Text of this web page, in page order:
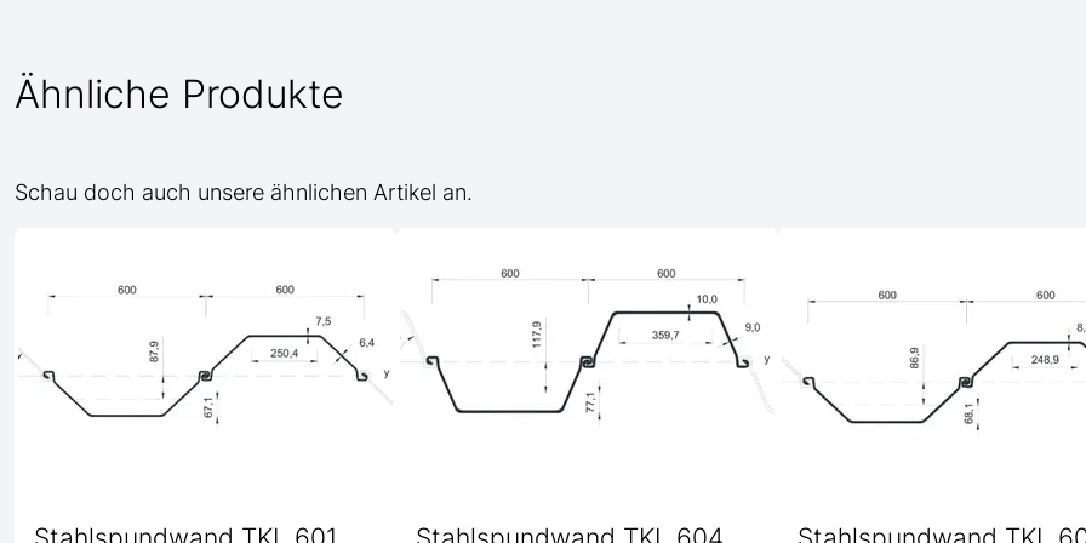
Ähnliche Produkte
Schau doch auch unsere ähnlichen Artikel an.